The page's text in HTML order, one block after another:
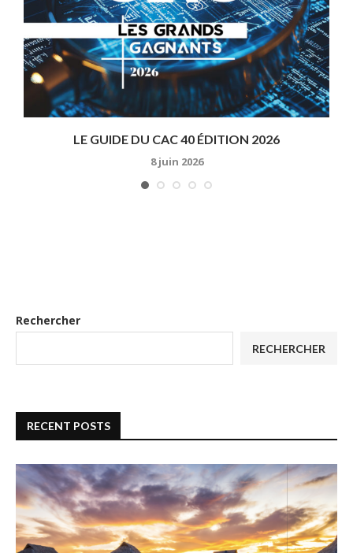
LE GUIDE DU CAC 40 ÉDITION 2026
8 juin 2026
Rechercher
RECHERCHER
RECENT POSTS